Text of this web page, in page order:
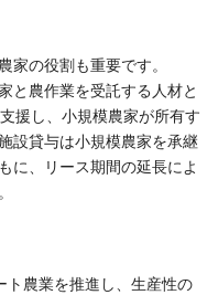
家の役割も重要です。
と農作業を受託する人材と
援し、小規模農家が所有す
設貸与は小規模農家を承継
に、リース期間の延長によ
ト農業を推進し、生産性の